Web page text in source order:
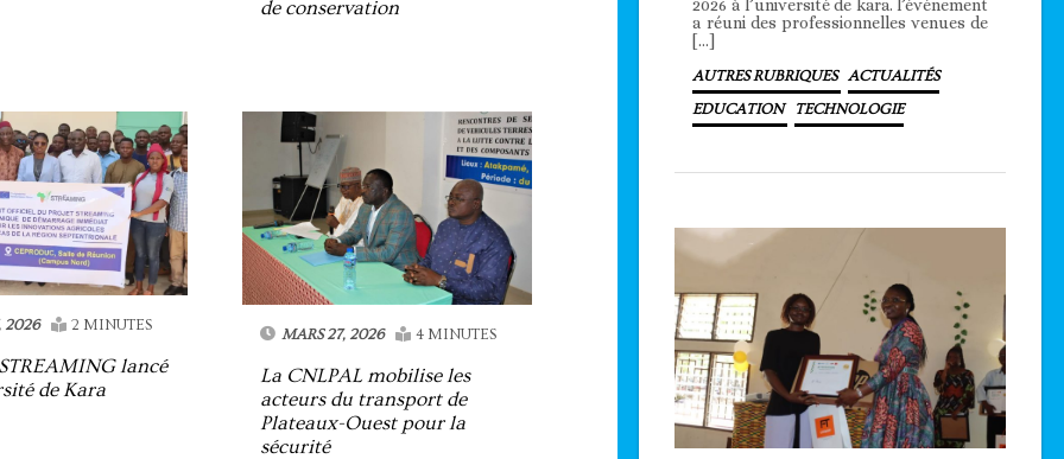
de conservation
2026 2 MINUTES
lancé
de Kara
MARS 27, 2026 4 MINUTES
La CNLPAL mobilise les
acteurs du transport de
Plateaux-Ouest pour la
sécurité
2026 à l’université de kara. l’événement
a réuni des professionnelles venues de
[…]
AUTRES RUBRIQUES ACTUALITÉS
EDUCATION TECHNOLOGIE